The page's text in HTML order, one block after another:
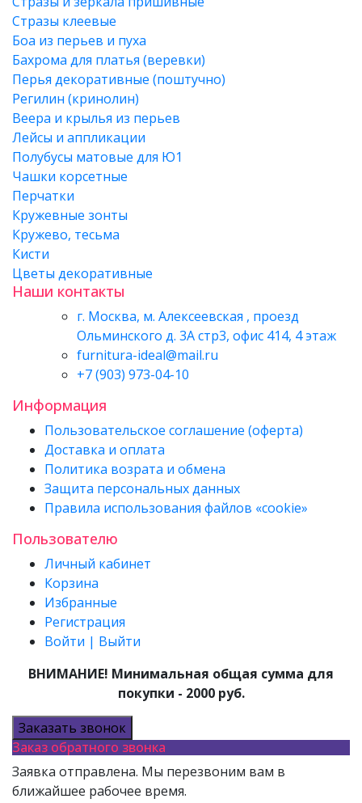
Стразы клеевые
Боа из перьев и пуха
Бахрома для платья (веревки)
Перья декоративные (поштучно)
Регилин (кринолин)
Веера и крылья из перьев
Лейсы и аппликации
Полубусы матовые для Ю1
Чашки корсетные
Перчатки
Кружевные зонты
Кружево, тесьма
Кисти
Цветы декоративные
Наши контакты
г. Москва, м. Алексеевская , проезд
Ольминского д. 3А стр3, офис 414, 4 этаж
furnitura-ideal@mail.ru
+7 (903) 973-04-10
Информация
Пользовательское соглашение (оферта)
Доставка и оплата
Политика возрата и обмена
Защита персональных данных
Правила использования файлов «cookie»
Пользователю
Личный кабинет
Корзина
Избранные
Регистрация
Войти | Выйти
ВНИМАНИЕ! Минимальная общая сумма для
покупки - 2000 руб.
Заказать звонок
Заказ обратного звонка
Заявка отправлена. Мы перезвоним вам в
ближайшее рабочее время.